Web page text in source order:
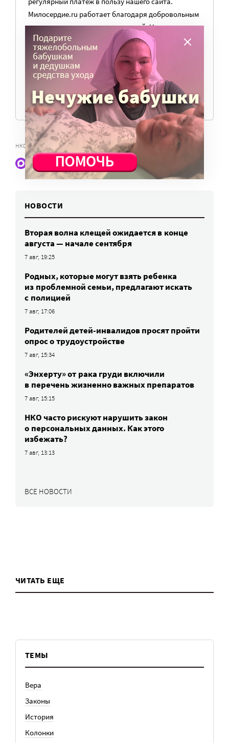
Милосердие.ru работает благодаря добровольным
пожертвованиям наших читателей. На
командировки, съемки, зарплаты редакторов,
журналистов и техническую поддержку сайта
нужны средства.
ПОМОЧЬ ПОРТАЛУ
НКО ,КОРОНАВИРУС 2019-NCOV
Наши статьи и новости в Max. Подпишитесь
НОВОСТИ
Вторая волна клещей ожидается в конце
августа — начале сентября
7 авг, 19:25
Родных, которые могут взять ребенка
из проблемной семьи, предлагают искать
с полицией
7 авг, 17:06
Родителей детей-инвалидов просят пройти
опрос о трудоустройстве
7 авг, 15:34
«Энхерту» от рака груди включили
в перечень жизненно важных препаратов
7 авг, 15:15
НКО часто рискуют нарушить закон
о персональных данных. Как этого
избежать?
7 авг, 13:13
ВСЕ НОВОСТИ
ЧИТАТЬ ЕЩЕ
ТЕМЫ
Вера
Законы
История
Колонки